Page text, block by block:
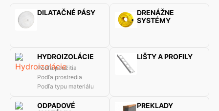
DILATAČNÉ PÁSY
DRENÁŽNE
SYSTÉMY
HYDROIZOLÁCIE
Podľa použitia
Podľa prostredia
Podľa typu materiálu
LIŠTY A PROFILY
ODPADOVÉ
PREKLADY